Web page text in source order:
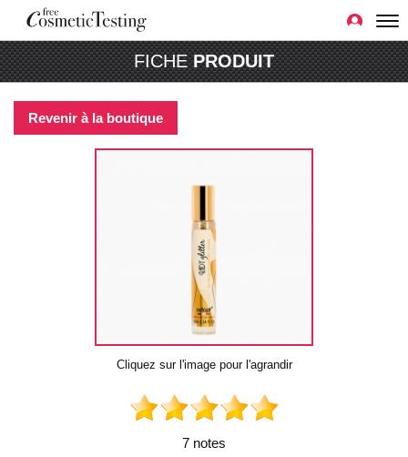
FICHEPRODUIT
Revenir à la boutique
Cliquez sur l'image pour l'agrandir
7 notes